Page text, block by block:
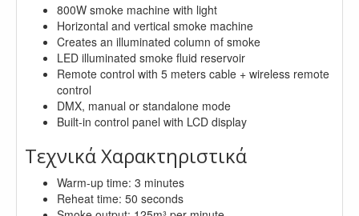
800W smoke machine with light
Horizontal and vertical smoke machine
Creates an illuminated column of smoke
LED illuminated smoke fluid reservoir
Remote control with 5 meters cable + wireless remote
control
DMX, manual or standalone mode
Built-in control panel with LCD display
Τεχνικά Χαρακτηριστικά
Warm-up time: 3 minutes
Reheat time: 50 seconds